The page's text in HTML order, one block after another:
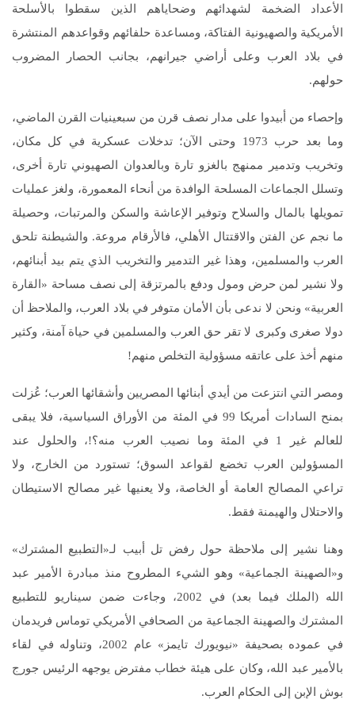
الأعداد الضخمة لشهدائهم وضحاياهم الذين سقطوا بالأسلحة
الأمريكية والصهيونية الفتاكة، ومساعدة حلفائهم وقواعدهم المنتشرة
في بلاد العرب وعلى أراضي جيرانهم، بجانب الحصار المضروب
حولهم.
وإحصاء من أبيدوا على مدار نصف قرن من سبعينيات القرن الماضي،
وما بعد حرب 1973 وحتى الآن؛ تدخلات عسكرية في كل مكان،
وتخريب وتدمير ممنهج بالغزو تارة وبالعدوان الصهيوني تارة أخرى،
وتسلل الجماعات المسلحة الوافدة من أنحاء المعمورة، ولغز عمليات
تمويلها بالمال والسلاح وتوفير الإعاشة والسكن والمرتبات، وحصيلة
ما نجم عن الفتن والاقتتال الأهلي، فالأرقام مروعة. والشيطنة تلحق
العرب والمسلمين، وهذا غير التدمير والتخريب الذي يتم بيد أبنائهم،
ولا نشير لمن حرض ومول ودفع بالمرتزقة إلى نصف مساحة «القارة
العربية» ونحن لا ندعى بأن الأمان متوفر في بلاد العرب، والملاحظ أن
دولا صغرى وكبرى لا تقر حق العرب والمسلمين في حياة آمنة، وكثير
منهم أخذ على عاتقه مسؤولية التخلص منهم!
ومصر التي انتزعت من أيدي أبنائها المصريين وأشقائها العرب؛ عُزلت
بمنح السادات أمريكا 99 في المئة من الأوراق السياسية، فلا يبقى
للعالم غير 1 في المئة وما نصيب العرب منه؟!، والحلول عند
المسؤولين العرب تخضع لقواعد السوق؛ تستورد من الخارج، ولا
تراعي المصالح العامة أو الخاصة، ولا يعنيها غير مصالح الاستيطان
والاحتلال والهيمنة فقط.
وهنا نشير إلى ملاحظة حول رفض تل أبيب لـ«التطبيع المشترك»
و«الصهينة الجماعية» وهو الشيء المطروح منذ مبادرة الأمير عبد
الله (الملك فيما بعد) في 2002، وجاءت ضمن سيناريو للتطبيع
المشترك والصهينة الجماعية من الصحافي الأمريكي توماس فريدمان
في عموده بصحيفة «نيويورك تايمز» عام 2002، وتناوله في لقاء
بالأمير عبد الله، وكان على هيئة خطاب مفترض يوجهه الرئيس جورج
بوش الإبن إلى الحكام العرب.